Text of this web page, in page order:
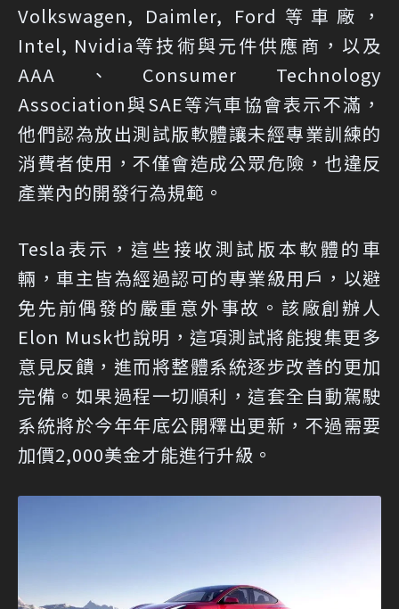
Volkswagen, Daimler, Ford等車廠，
Intel, Nvidia等技術與元件供應商，以及
AAA、Consumer Technology
Association與SAE等汽車協會表示不滿，
他們認為放出測試版軟體讓未經專業訓練的
消費者使用，不僅會造成公眾危險，也違反
產業內的開發行為規範。
Tesla表示，這些接收測試版本軟體的車
輛，車主皆為經過認可的專業級用戶，以避
免先前偶發的嚴重意外事故。該廠創辦人
Elon Musk也說明，這項測試將能搜集更多
意見反饋，進而將整體系統逐步改善的更加
完備。如果過程一切順利，這套全自動駕駛
系統將於今年年底公開釋出更新，不過需要
加價2,000美金才能進行升級。